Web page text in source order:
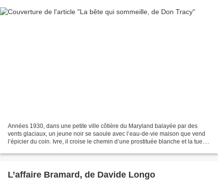
Années 1930, dans une petite ville côtière du Maryland balayée par des
vents glaciaux, un jeune noir se saoule avec l’eau-de-vie maison que vend
l’épicier du coin. Ivre, il croise le chemin d’une prostituée blanche et la tue.
L’affaire Bramard, de Davide Longo